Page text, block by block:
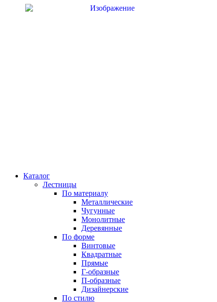
Перейти
Каталог
Лестницы
По материалу
Металлические
Чугунные
Монолитные
Деревянные
По форме
Винтовые
Квадратные
Прямые
Г-образные
П-образные
Дизайнерские
По стилю